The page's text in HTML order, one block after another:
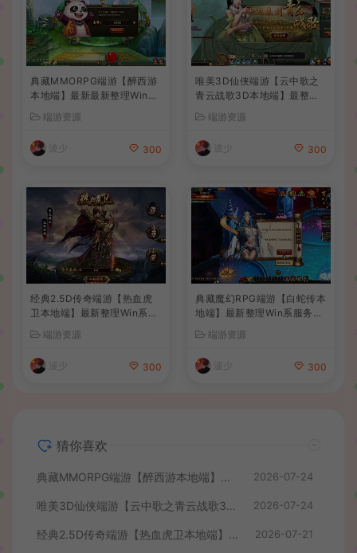
典藏MMORPG端游【醉西游
本地端】最新最新整理Win系
+详细搭建教程
端游资源
波少 300
唯美3D仙侠端游【云中歌之
青云战歌3D本地端】最整理
M工具+详细搭建教程
端游资源
波少 300
经典2.5D传奇端游【热血虎
卫本地端】最新整理Win系服
程
端游资源
波少 300
典藏魔幻RPG端游【白蛇传本
地端】最新整理Win系服务端
建教程
端游资源
波少 300
猜你喜欢
典藏MMORPG端游【醉西游本地端】最新最新整理Win系服务端+PC客户端+GM后台+详细搭建教程 2026-07-24
唯美3D仙侠端游【云中歌之青云战歌3D本地端】最整理Win系服务端+PC客户端+GM工具+详细搭建教程 2026-07-24
经典2.5D传奇端游【热血虎卫本地端】最新整理Win系服务端+PC客户端+详细搭建教程 2026-07-21